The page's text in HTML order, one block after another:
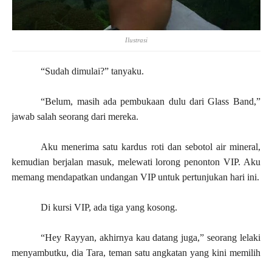
Ilustrasi
“Sudah dimulai?” tanyaku.
“Belum, masih ada pembukaan dulu dari Glass Band,”
jawab salah seorang dari mereka.
Aku menerima satu kardus roti dan sebotol air mineral,
kemudian berjalan masuk, melewati lorong penonton VIP. Aku
memang mendapatkan undangan VIP untuk pertunjukan hari ini.
Di kursi VIP, ada tiga yang kosong.
“Hey Rayyan, akhirnya kau datang juga,” seorang lelaki
menyambutku, dia Tara, teman satu angkatan yang kini memilih